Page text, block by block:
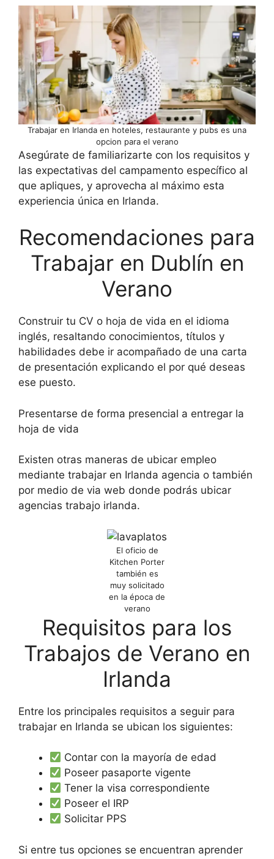
Trabajar en Irlanda en hoteles, restaurante y pubs es una
opcion para el verano
Asegúrate de familiarizarte con los requisitos y
las expectativas del campamento específico al
que apliques, y aprovecha al máximo esta
experiencia única en Irlanda.
Recomendaciones para
Trabajar en Dublín en
Verano
Construir tu CV o hoja de vida en el idioma
inglés, resaltando conocimientos, títulos y
habilidades debe ir acompañado de una carta
de presentación explicando el por qué deseas
ese puesto.
Presentarse de forma presencial a entregar la
hoja de vida
Existen otras maneras de ubicar empleo
mediante trabajar en Irlanda agencia o también
por medio de via web donde podrás ubicar
agencias trabajo irlanda.
El oficio de
Kitchen Porter
también es
muy solicitado
en la época de
verano
Requisitos para los
Trabajos de Verano en
Irlanda
Entre los principales requisitos a seguir para
trabajar en Irlanda se ubican los siguientes:
Contar con la mayoría de edad
Poseer pasaporte vigente
Tener la visa correspondiente
Poseer el IRP
Solicitar PPS
Si entre tus opciones se encuentran aprender